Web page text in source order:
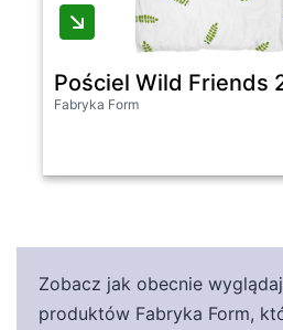
Pościel Wild Friends
Fabryka Form
Zobacz jak obecnie
produktów Fabryka Form,